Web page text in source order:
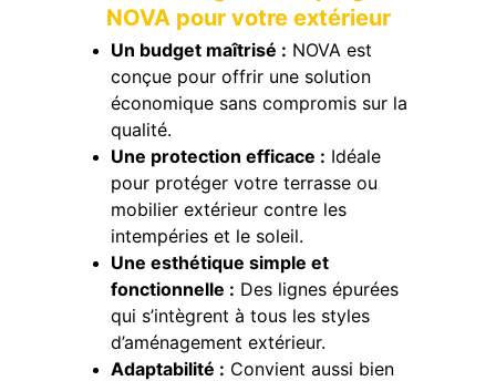
Un budget maîtrisé : NOVA est
conçue pour offrir une solution
économique sans compromis sur la
qualité.
Une protection efficace : Idéale
pour protéger votre terrasse ou
mobilier extérieur contre les
intempéries et le soleil.
Une esthétique simple et
fonctionnelle : Des lignes épurées
qui s’intègrent à tous les styles
d’aménagement extérieur.
Adaptabilité : Convient aussi bien
NOVA pour votre extérieur